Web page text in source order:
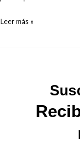
Leer más »